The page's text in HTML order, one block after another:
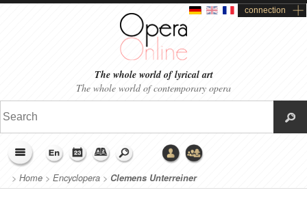
connection
The whole world of lyrical art
The whole world of contemporary opera
> Home > Encyclopera > Clemens Unterreiner